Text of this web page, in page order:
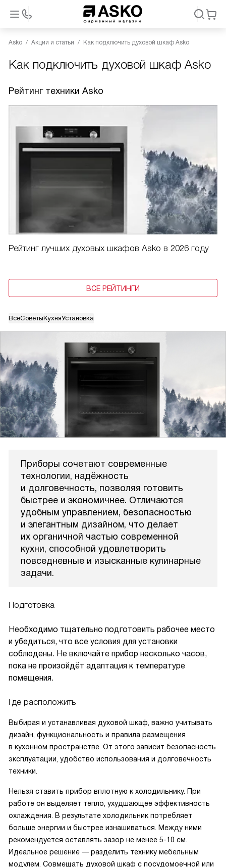
Asko Акции и статьи Как подключить духовой шкаф Asko
Как подключить духовой шкаф Asko
ВсеСоветыКухняУстановка
Приборы сочетают современные
технологии, надёжность
и долговечность, позволяя готовить
быстрее и экономичнее. Отличаются
удобным управлением, безопасностью
и элегантным дизайном, что делает
их органичной частью современной
кухни, способной удовлетворить
повседневные и изысканные кулинарные
задачи.
Подготовка
Необходимо тщательно подготовить рабочее место
и убедиться, что все условия для установки
соблюдены. Не включайте прибор несколько часов,
пока не произойдёт адаптация к температуре
помещения.
Где расположить
Выбирая и устанавливая духовой шкаф, важно учитывать
дизайн, функциональность и правила размещения
в кухонном пространстве. От этого зависит безопасность
эксплуатации, удобство использования и долговечность
техники.
Нельзя ставить прибор вплотную к холодильнику. При
работе он выделяет тепло, ухудшающее эффективность
охлаждения. В результате холодильник потребляет
больше энергии и быстрее изнашиваться. Между ними
рекомендуется оставлять зазор не менее 5-10 см.
Идеальное решение — разделить технику мебельным
модулем. Совмещать духовой шкаф с посудомоечной или
Рейтинг техники Asko
Рейтинг лучших духовых шкафов Asko в 2026 году
ВСЕ РЕЙТИНГИ